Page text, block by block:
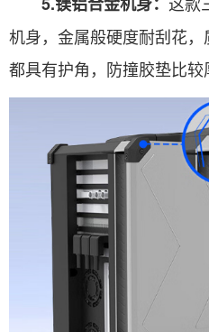
机身，金属般硬度耐刮花
都具有护角，防撞胶垫比较